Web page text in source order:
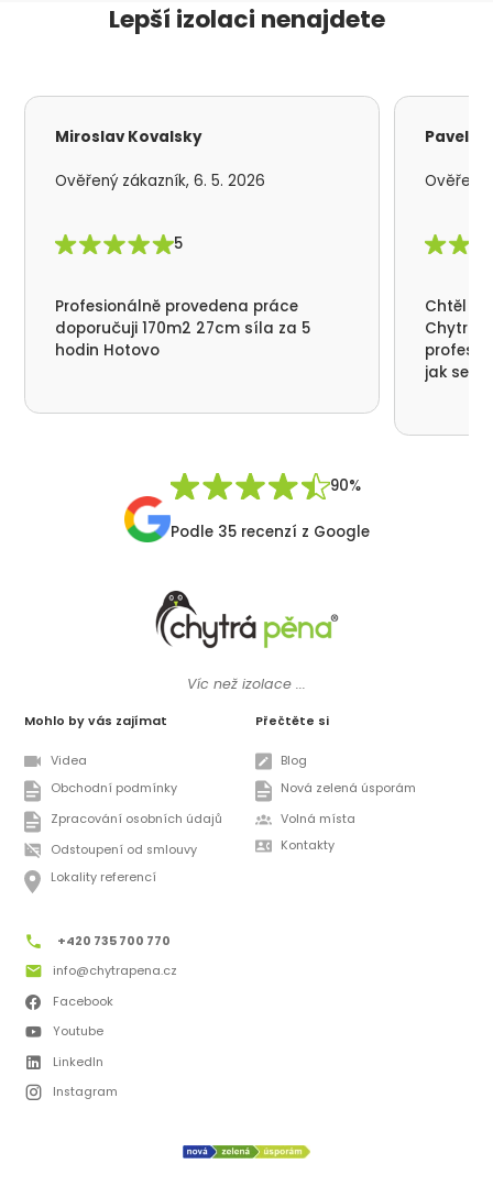
Lepší izolaci nenajdete
Miroslav Kovalsky
Ověřený zákazník, 6. 5. 2026
5
Profesionálně provedena práce
doporučuji 170m2 27cm síla za 5
hodin Hotovo
Pavel
Ověřený
Chtěl
Chytrá
jak se
90%
Podle 35 recenzí z Google
Víc než izolace ...
Mohlo by vás zajímat
Videa
Obchodní podmínky
Zpracování osobních údajů
Odstoupení od smlouvy
Lokality referencí
Přečtěte si
Blog
Nová zelená úsporám
Volná místa
Kontakty
+420 735 700 770
info@chytrapena.cz
Facebook
Youtube
LinkedIn
Instagram